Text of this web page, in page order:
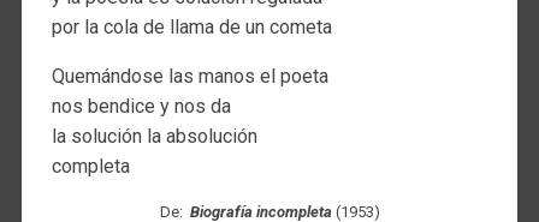
por la cola de llama de un cometa
Quemándose las manos el poeta
nos bendice y nos da
la solución la absolución
completa
De: Biografía incompleta(1953)